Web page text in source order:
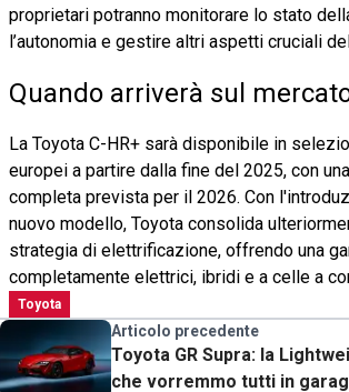
proprietari potranno monitorare lo stato
l’autonomia e gestire altri aspetti cruciali
Quando arriverà sul
La Toyota C-HR+ sarà disponibile in
europei a partire dalla fine del 2025, con
completa prevista per il 2026. Con
nuovo modello, Toyota consolida
strategia di elettrificazione, offrendo una
completamente elettrici, ibridi e a celle a
Toyota
Articolo precedente
Toyota GR Supra: la
che vorremmo tutti in